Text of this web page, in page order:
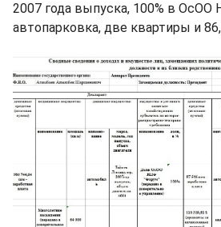
2007 года выпуска, 100% в
автопарковка, две квартиры и